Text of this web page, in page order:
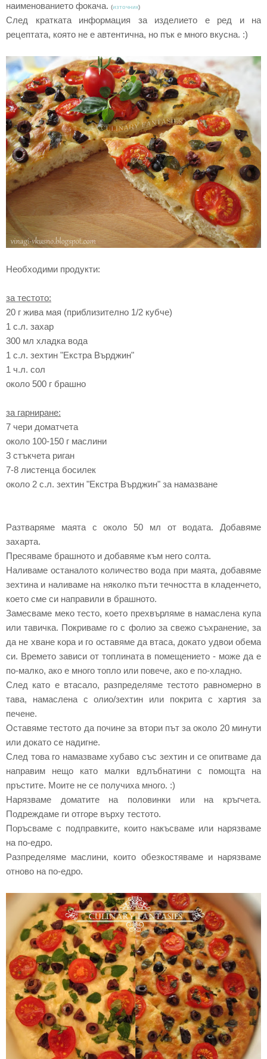
наименованието фокача. (източник)
След кратката информация за изделието е ред и на
рецептата, която не е автентична, но пък е много вкусна. :)
Необходими продукти:
за тестото:
20 г жива мая (приблизително 1/2 кубче)
1 с.л. захар
300 мл хладка вода
1 с.л. зехтин "Екстра Върджин"
1 ч.л. сол
около 500 г брашно
за гарниране:
7 чери доматчета
около 100-150 г маслини
3 стъкчета риган
7-8 листенца босилек
около 2 с.л. зехтин "Екстра Върджин" за намазване
Разтваряме маята с около 50 мл от водата. Добавяме
захарта.
Пресяваме брашното и добавяме към него солта.
Наливаме останалото количество вода при маята, добавяме
зехтина и наливаме на няколко пъти течността в кладенчето,
което сме си направили в брашното.
Замесваме меко тесто, което прехвърляме в намаслена купа
или тавичка. Покриваме го с фолио за свежо съхранение, за
да не хване кора и го оставяме да втаса, докато удвои обема
си. Времето зависи от топлината в помещението - може да е
по-малко, ако е много топло или повече, ако е по-хладно.
След като е втасало, разпределяме тестото равномерно в
тава, намаслена с олио/зехтин или покрита с хартия за
печене.
Оставяме тестото да почине за втори път за около 20 минути
или докато се надигне.
След това го намазваме хубаво със зехтин и се опитваме да
направим нещо като малки вдлъбнатини с помощта на
пръстите. Моите не се получиха много. :)
Нарязваме доматите на половинки или на кръгчета.
Подреждаме ги отгоре върху тестото.
Поръсваме с подправките, които накъсваме или нарязваме
на по-едро.
Разпределяме маслини, които обезкостяваме и нарязваме
отново на по-едро.